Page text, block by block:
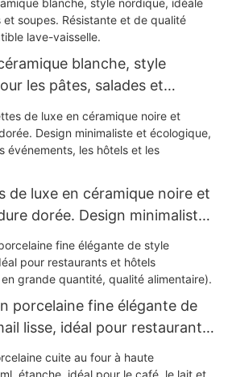
blanche, style
les pâtes, salades et
et de qualité professionnelle,
de luxe en céramique noire et
dorée. Design minimaliste
pour la maison, les
et les restaurants.
porcelaine fine élégante de
lisse, idéal pour restaurants
en gros et en grande